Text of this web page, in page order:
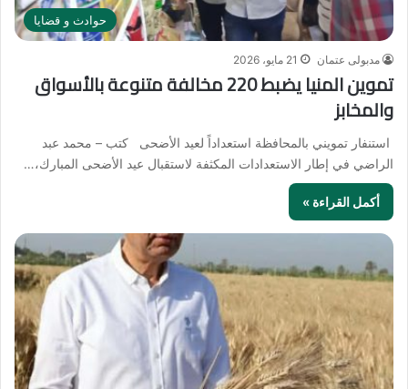
حوادث و قضايا
مدبولى عتمان 21 مايو، 2026
تموين المنيا يضبط 220 مخالفة متنوعة بالأسواق
والمخابز
استنفار تمويني بالمحافظة استعداداً لعيد الأضحى كتب – محمد عبد
الراضي في إطار الاستعدادات المكثفة لاستقبال عيد الأضحى المبارك،…
أكمل القراءة »